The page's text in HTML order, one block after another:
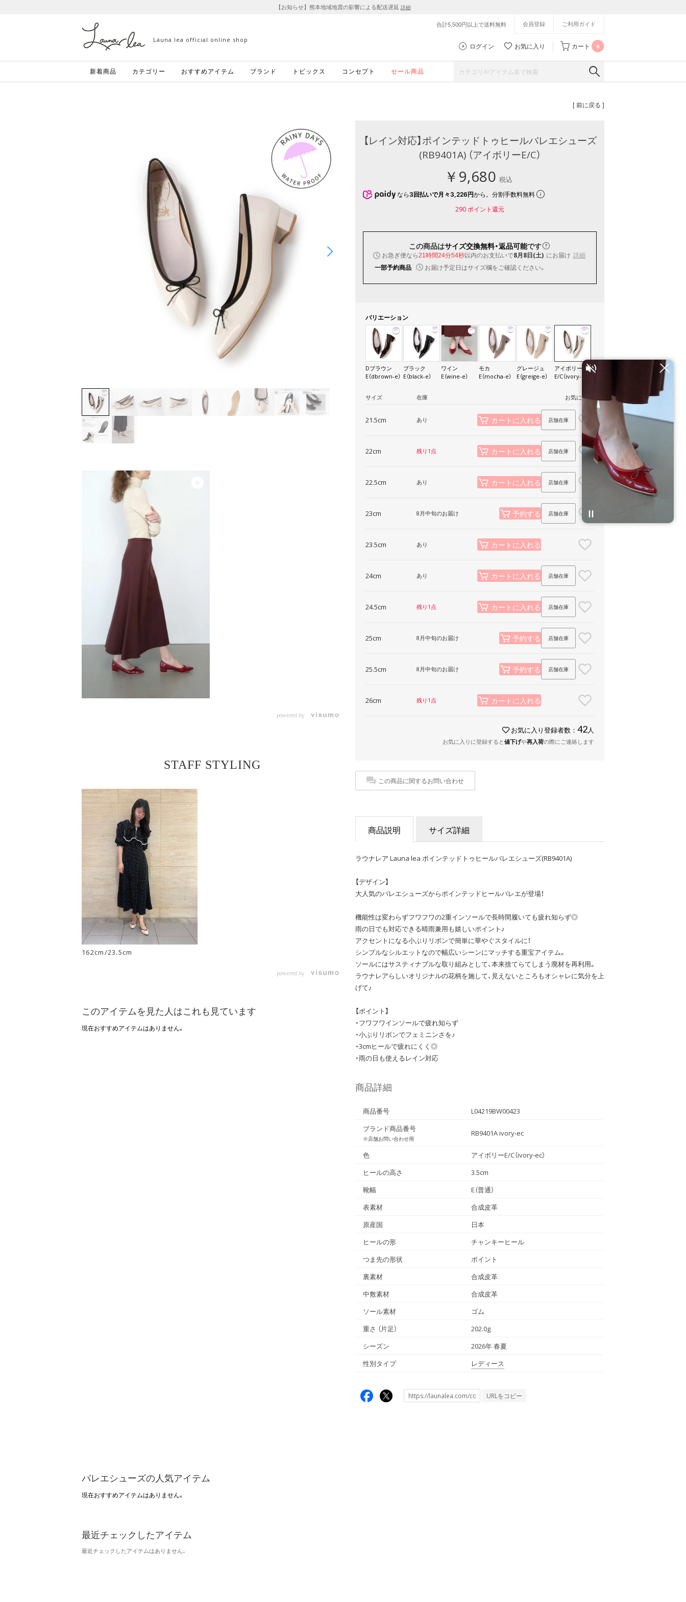
【お知らせ】熊本地域地震の影響による配送遅延 詳細
Launa lea official online shop
合計5,500円以上で送料無料 会員登録 ご利用ガイド
ログイン お気に入り カート 0
新着商品 カテゴリー おすすめアイテム ブランド トピックス コンセプト セール商品
[ 前に戻る ]
powered by
STAFF STYLING
162cm/23.5cm
powered by
このアイテムを見た人はこれも見ています
現在おすすめアイテムはありません。
【レイン対応】ポインテッドトゥヒールバレエシューズ
(RB9401A) （アイボリーE/C）
￥9,680 税込
なら 3回払いで月々3,226円から。分割手数料無料
290ポイント還元
この商品はサイズ交換無料・返品可能です
お急ぎ便なら21時間24分53秒以内のお支払いで8月8日(土) にお届け 詳細
一部予約商品
お届け予定日はサイズ欄をご確認ください。
バリエーション
Dブラウン
E（dbrown-e）
ブラック
E（black-e）
ワイン
E（wine-e）
モカ
E（mocha-e）
グレージュ
E（greige-e）
アイボリー
E/C（ivory-ec）
サイズ 在庫 お気に入り
21.5cm あり カートに入れる 店舗在庫
22cm 残り1点 カートに入れる 店舗在庫
22.5cm あり カートに入れる 店舗在庫
23cm 8月中旬のお届け 予約する 店舗在庫
23.5cm あり カートに入れる
24cm あり カートに入れる 店舗在庫
24.5cm 残り1点 カートに入れる 店舗在庫
25cm 8月中旬のお届け 予約する 店舗在庫
25.5cm 8月中旬のお届け 予約する 店舗在庫
26cm 残り1点 カートに入れる
お気に入り登録者数： 42 人
お気に入りに登録すると値下げや再入荷の際にご連絡します
この商品に関するお問い合わせ
商品説明 サイズ詳細
ラウナレア Launa lea ポインテッドトゥヒールバレエシューズ(RB9401A)
【デザイン】
大人気のバレエシューズからポインテッドヒールバレエが登場！
機能性は変わらずフワフワの2重インソールで長時間履いても疲れ知らず◎
雨の日でも対応できる晴雨兼用も嬉しいポイント♪
アクセントになる小ぶりリボンで簡単に華やぐスタイルに！
シンプルなシルエットなので幅広いシーンにマッチする重宝アイテム。
ソールにはサスティナブルな取り組みとして、本来捨てらてしまう廃材を再利用。
ラウナレアらしいオリジナルの花柄を施して、見えないところもオシャレに気分を上
げて♪
【ポイント】
・フワフワインソールで疲れ知らず
・小ぶりリボンでフェミニンさを♪
・3cmヒールで疲れにくく◎
・雨の日も使えるレイン対応
商品詳細
商品番号
L04219BW00423
ブランド商品番号
※店舗お問い合わせ用
RB9401A ivory-ec
色
アイボリーE/C（ivory-ec）
ヒールの高さ
3.5cm
靴幅
E（普通）
表素材
合成皮革
原産国
日本
ヒールの形
チャンキーヒール
つま先の形状
ポイント
裏素材
合成皮革
中敷素材
合成皮革
ソール素材
ゴム
重さ （片足）
202.0g
シーズン
2026年 春夏
性別タイプ
レディース
URLをコピー
バレエシューズの人気アイテム
現在おすすめアイテムはありません。
最近チェックしたアイテム
最近チェックしたアイテムはありません。